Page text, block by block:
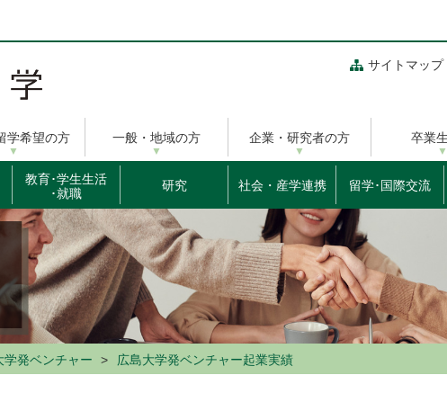
サイトマップ
学希望の方 一般・地域の方 企業・研究者の方 卒業
教育･学生生活
･就職
研究 社会・産学連携 留学･国際交流
学発ベンチャー 広島大学発ベンチャー起業実績